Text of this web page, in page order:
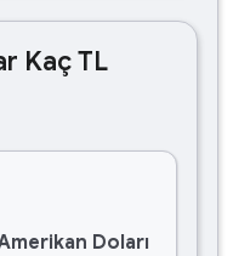
Kaç TL
Doları